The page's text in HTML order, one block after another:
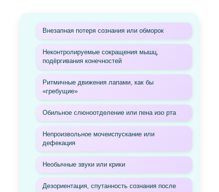
Внезапная потеря сознания или обморок
Неконтролируемые сокращения мышц,
подёргивания конечностей
Ритмичные движения лапами, как бы
«гребущие»
Обильное слюноотделение или пена изо рта
Непроизвольное мочеиспускание или
дефекация
Необычные звуки или крики
Дезориентация, спутанность сознания после